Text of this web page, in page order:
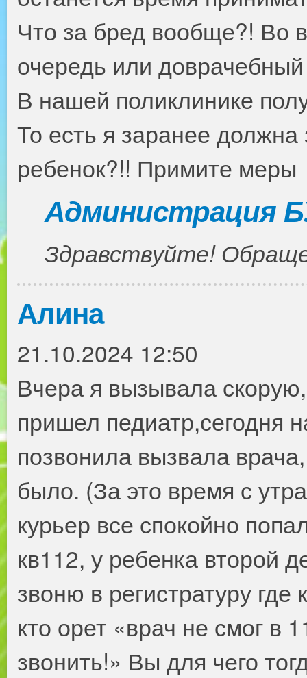
Что за бред вообще?! Во
очередь или
В нашей поликлинике
То есть я заранее должна
ребенок?!! Примите меры
Администрация
Здравствуйте!
Алина
21.10.2024 12:50
Вчера я вызывала
пришел педиатр,сегодня
позвонила вызвала
было. (За это время с
курьер все спокойно
кв112, у ребенка второй
звоню в регистратуру
кто орет «врач не смог в
звонить!» Вы для чего